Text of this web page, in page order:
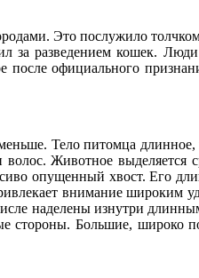
Это послужило
за разведением кошек.
официального
Тело питомца длинное,
Животное выделяется
опущенный хвост. Его
внимание широким
наделены изнутри
стороны. Большие, широко